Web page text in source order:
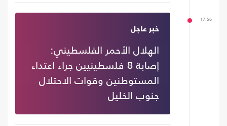
17:56
خبر عاجل
الهلال الأحمر الفلسطيني:
إصابة 8 فلسطينيين جراء اعتداء
المستوطنين وقوات الاحتلال
جنوب الخليل